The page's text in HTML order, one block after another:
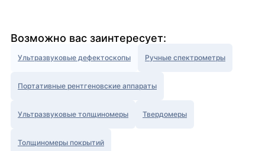
Возможно вас заинтересует:
Ультразвуковые дефектоскопы Ручные спектрометры
Портативные рентгеновские аппараты
Ультразвуковые толщиномеры Твердомеры
Толщиномеры покрытий